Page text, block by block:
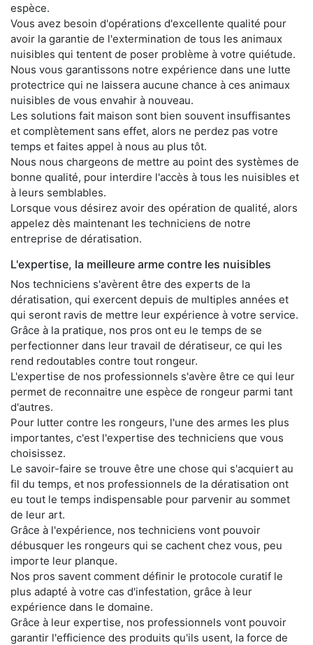
espèce.
Vous avez besoin d'opérations d'excellente qualité pour
avoir la garantie de l'extermination de tous les animaux
nuisibles qui tentent de poser problème à votre quiétude.
Nous vous garantissons notre expérience dans une lutte
protectrice qui ne laissera aucune chance à ces animaux
nuisibles de vous envahir à nouveau.
Les solutions fait maison sont bien souvent insuffisantes
et complètement sans effet, alors ne perdez pas votre
temps et faites appel à nous au plus tôt.
Nous nous chargeons de mettre au point des systèmes de
bonne qualité, pour interdire l'accès à tous les nuisibles et
à leurs semblables.
Lorsque vous désirez avoir des opération de qualité, alors
appelez dès maintenant les techniciens de notre
entreprise de dératisation.
L'expertise, la meilleure arme contre les nuisibles
Nos techniciens s'avèrent être des experts de la
dératisation, qui exercent depuis de multiples années et
qui seront ravis de mettre leur expérience à votre service.
Grâce à la pratique, nos pros ont eu le temps de se
perfectionner dans leur travail de dératiseur, ce qui les
rend redoutables contre tout rongeur.
L'expertise de nos professionnels s'avère être ce qui leur
permet de reconnaitre une espèce de rongeur parmi tant
d'autres.
Pour lutter contre les rongeurs, l'une des armes les plus
importantes, c'est l'expertise des techniciens que vous
choisissez.
Le savoir-faire se trouve être une chose qui s'acquiert au
fil du temps, et nos professionnels de la dératisation ont
eu tout le temps indispensable pour parvenir au sommet
de leur art.
Grâce à l'expérience, nos techniciens vont pouvoir
débusquer les rongeurs qui se cachent chez vous, peu
importe leur planque.
Nos pros savent comment définir le protocole curatif le
plus adapté à votre cas d'infestation, grâce à leur
expérience dans le domaine.
Grâce à leur expertise, nos professionnels vont pouvoir
garantir l'efficience des produits qu'ils usent, la force de